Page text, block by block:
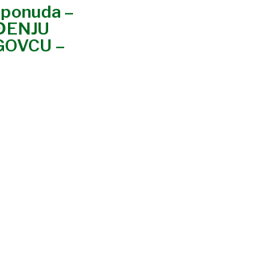
–
–